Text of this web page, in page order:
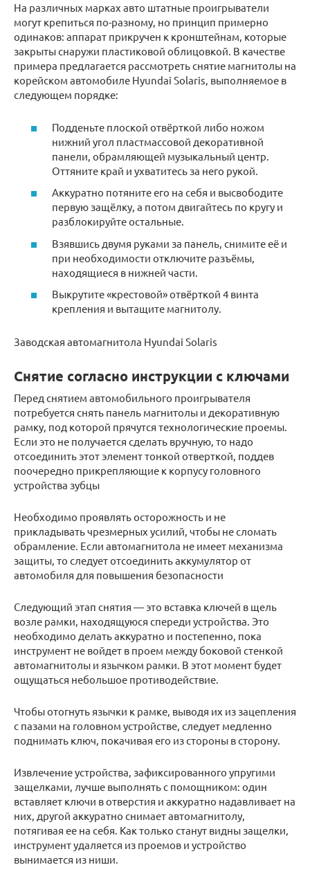
На различных марках авто штатные проигрыватели
могут крепиться по-разному, но принцип примерно
одинаков: аппарат прикручен к кронштейнам, которые
закрыты снаружи пластиковой облицовкой. В качестве
примера предлагается рассмотреть снятие магнитолы на
корейском автомобиле Hyundai Solaris, выполняемое в
следующем порядке:
Подденьте плоской отвёрткой либо ножом
нижний угол пластмассовой декоративной
панели, обрамляющей музыкальный центр.
Оттяните край и ухватитесь за него рукой.
Аккуратно потяните его на себя и высвободите
первую защёлку, а потом двигайтесь по кругу и
разблокируйте остальные.
Взявшись двумя руками за панель, снимите её и
при необходимости отключите разъёмы,
находящиеся в нижней части.
Выкрутите «крестовой» отвёрткой 4 винта
крепления и вытащите магнитолу.
Заводская автомагнитола Hyundai Solaris
Снятие согласно инструкции с ключами
Перед снятием автомобильного проигрывателя
потребуется снять панель магнитолы и декоративную
рамку, под которой прячутся технологические проемы.
Если это не получается сделать вручную, то надо
отсоединить этот элемент тонкой отверткой, поддев
поочередно прикрепляющие к корпусу головного
устройства зубцы
Необходимо проявлять осторожность и не
прикладывать чрезмерных усилий, чтобы не сломать
обрамление. Если автомагнитола не имеет механизма
защиты, то следует отсоединить аккумулятор от
автомобиля для повышения безопасности
Следующий этап снятия — это вставка ключей в щель
возле рамки, находящуюся спереди устройства. Это
необходимо делать аккуратно и постепенно, пока
инструмент не войдет в проем между боковой стенкой
автомагнитолы и язычком рамки. В этот момент будет
ощущаться небольшое противодействие.
Чтобы отогнуть язычки к рамке, выводя их из зацепления
с пазами на головном устройстве, следует медленно
поднимать ключ, покачивая его из стороны в сторону.
Извлечение устройства, зафиксированного упругими
защелками, лучше выполнять с помощником: один
вставляет ключи в отверстия и аккуратно надавливает на
них, другой аккуратно снимает автомагнитолу,
потягивая ее на себя. Как только станут видны защелки,
инструмент удаляется из проемов и устройство
вынимается из ниши.